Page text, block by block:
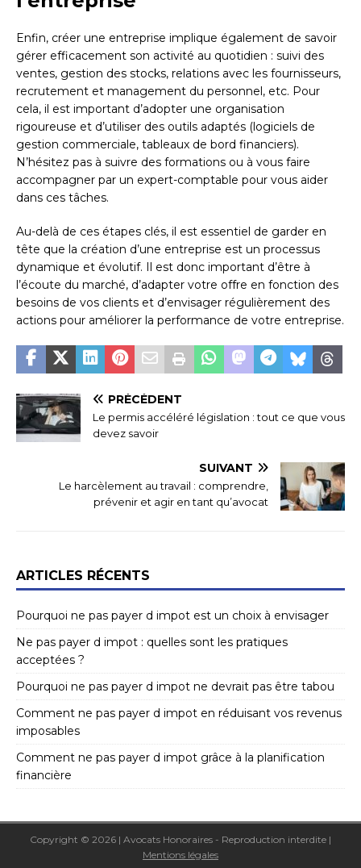
Enfin, créer une entreprise implique également de savoir
gérer efficacement son activité au quotidien : suivi des
ventes, gestion des stocks, relations avec les fournisseurs,
recrutement et management du personnel, etc. Pour
cela, il est important d’adopter une organisation
rigoureuse et d’utiliser des outils adaptés (logiciels de
gestion commerciale, tableaux de bord financiers).
N’hésitez pas à suivre des formations ou à vous faire
accompagner par un expert-comptable pour vous aider
dans ces tâches.
Au-delà de ces étapes clés, il est essentiel de garder en
tête que la création d’une entreprise est un processus
dynamique et évolutif. Il est donc important d’être à
l’écoute du marché, d’adapter votre offre en fonction des
besoins de vos clients et d’envisager régulièrement des
actions pour améliorer la performance de votre entreprise.
PRÉCÉDENT
Le permis accéléré législation : tout ce que vous
devez savoir
SUIVANT
Le harcèlement au travail : comprendre,
prévenir et agir en tant qu’avocat
ARTICLES RÉCENTS
Pourquoi ne pas payer d impot est un choix à envisager
Ne pas payer d impot : quelles sont les pratiques
acceptées ?
Pourquoi ne pas payer d impot ne devrait pas être tabou
Comment ne pas payer d impot en réduisant vos revenus
imposables
Comment ne pas payer d impot grâce à la planification
financière
Copyright © 2026 | Avocats Honoraires - Reproduction interdite |
Mentions légales